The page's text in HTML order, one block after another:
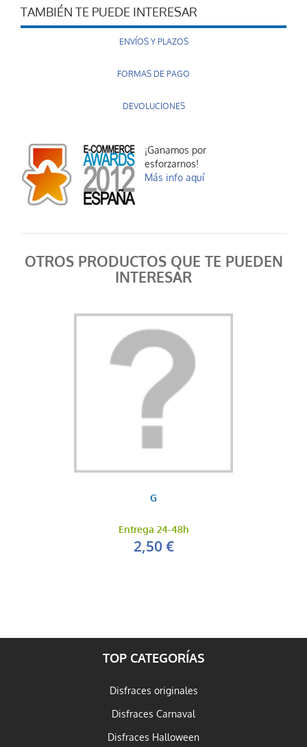
TAMBIÉN TE PUEDE INTERESAR
ENVÍOS Y PLAZOS
FORMAS DE PAGO
DEVOLUCIONES
¡Ganamos por
esforzarnos!
Más info aquí
OTROS PRODUCTOS QUE TE PUEDEN
INTERESAR
G
Entrega 24-48h
2,50 €
TOP CATEGORÍAS
Disfraces originales
Disfraces Carnaval
Disfraces Halloween